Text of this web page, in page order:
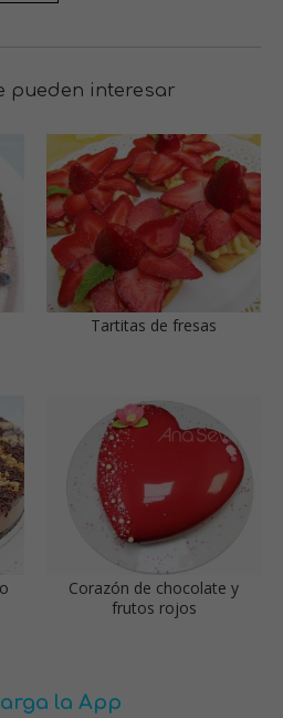
pueden interesar
Tartitas de fresas
Corazón de chocolate y
frutos rojos
la App